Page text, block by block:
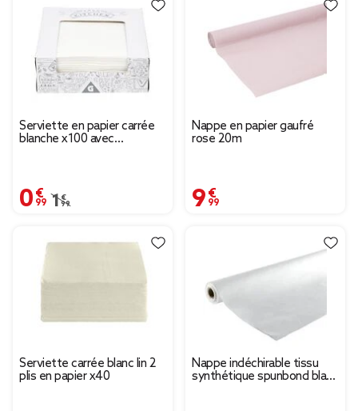
Serviette en papier carrée
blanche x100 avec
0,99 €
Prix remisé de 1,99 € à 0,99 €
1,99 €
Nappe en papier gaufré
rose 20m
9,99 €
Serviette carrée blanc lin 2
plis en papier x40
Nappe indéchirable tissu
synthétique spunbond blanc